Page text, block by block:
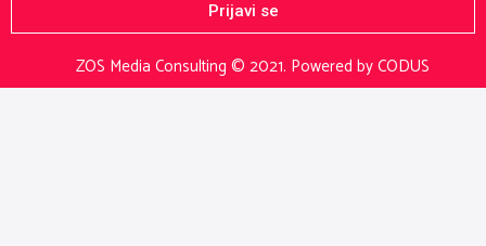
ZOS Media Consulting © 2021. Powered by CODUS
Prijavi se